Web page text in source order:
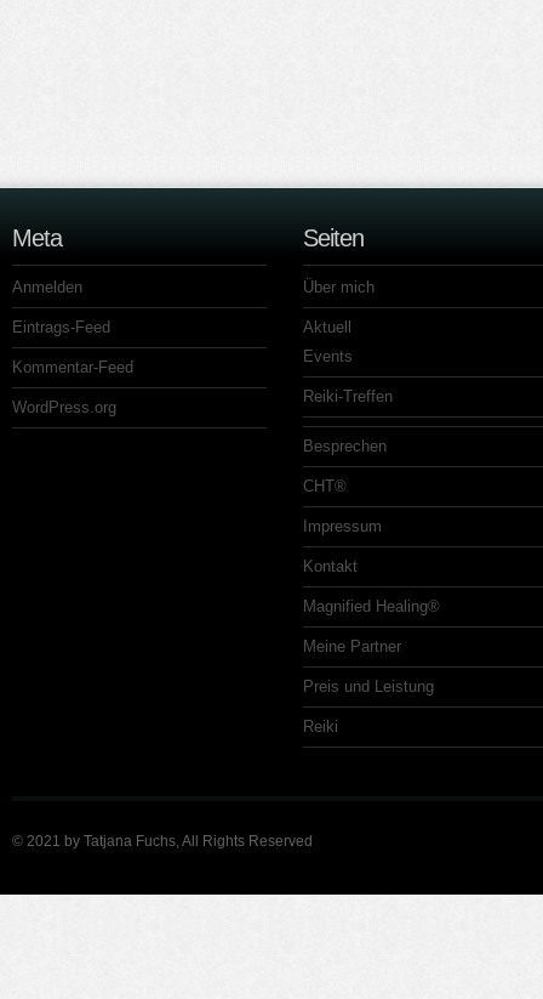
Meta
Anmelden
Eintrags-Feed
Kommentar-Feed
WordPress.org
Seiten
Über mich
Aktuell
Events
Reiki-Treffen
Besprechen
CHT®
Impressum
Kontakt
Magnified Healing®
Meine Partner
Preis und Leistung
Reiki
© 2021 by Tatjana Fuchs, All Rights Reserved